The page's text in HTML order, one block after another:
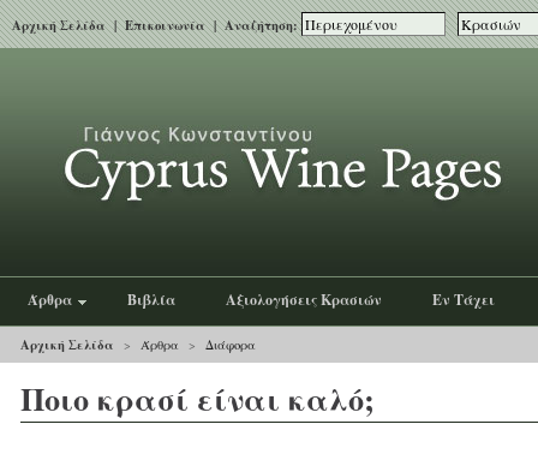
Αρχική Σελίδα|Επικοινωνία| Αναζήτηση:
Άρθρα Βιβλία Αξιολογήσεις Κρασιών Εν Τάχει
Αρχική Σελίδα > Άρθρα > Διάφορα
Ποιο κρασί είναι καλό;